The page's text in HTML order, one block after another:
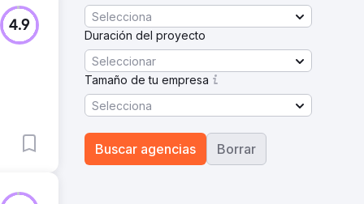
4.9
Selecciona
Duración del proyecto
Seleccionar
Tamaño de tu empresa
Selecciona
Buscar agencias Borrar